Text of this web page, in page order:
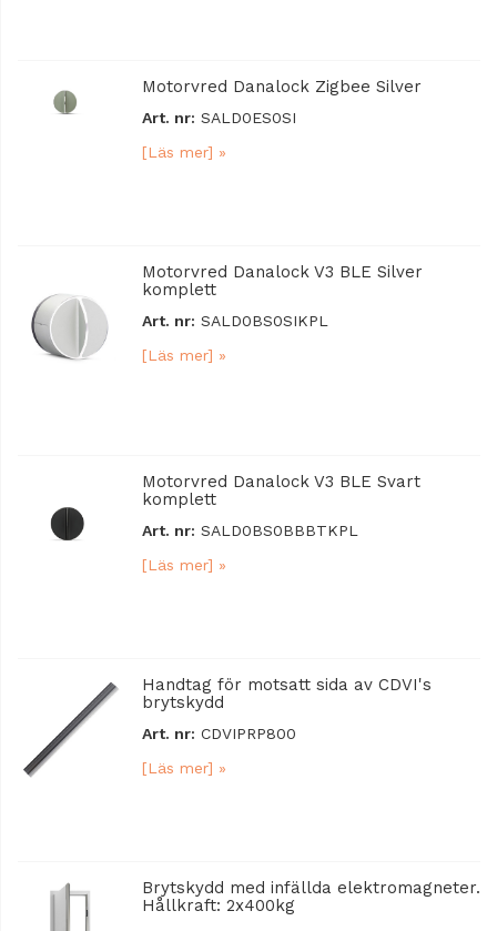
Motorvred Danalock Zigbee Silver
Art. nr: SALD0ES0SI
[Läs mer] »
Motorvred Danalock V3 BLE Silver
komplett
Art. nr: SALD0BS0SIKPL
[Läs mer] »
Motorvred Danalock V3 BLE Svart
komplett
Art. nr: SALD0BS0BBBTKPL
[Läs mer] »
Handtag för motsatt sida av CDVI's
brytskydd
Art. nr: CDVIPRP800
[Läs mer] »
Brytskydd med infällda elektromagneter.
Hållkraft: 2x400kg